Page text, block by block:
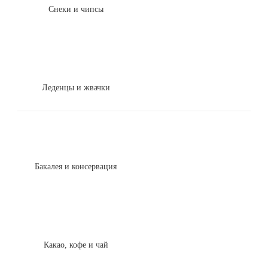
Снеки и чипсы
Леденцы и жвачки
Бакалея и консервация
Какао, кофе и чай